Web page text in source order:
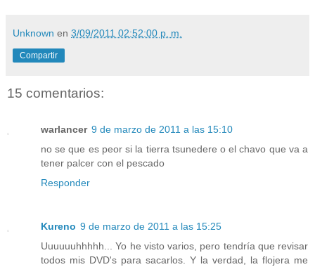
Unknown en 3/09/2011 02:52:00 p. m.
Compartir
15 comentarios:
warlancer 9 de marzo de 2011 a las 15:10
no se que es peor si la tierra tsunedere o el chavo que va a
tener palcer con el pescado
Responder
Kureno 9 de marzo de 2011 a las 15:25
Uuuuuuhhhhh... Yo he visto varios, pero tendría que revisar
todos mis DVD's para sacarlos. Y la verdad, la flojera me